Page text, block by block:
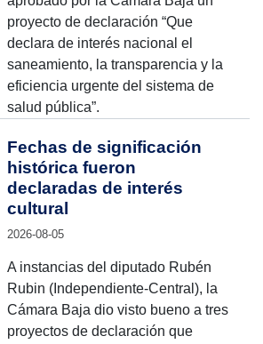
proyecto de declaración “Que
declara de interés nacional el
saneamiento, la transparencia y la
eficiencia urgente del sistema de
salud pública”.
Fechas de significación
histórica fueron
declaradas de interés
cultural
2026-08-05
A instancias del diputado Rubén
Rubin (Independiente-Central), la
Cámara Baja dio visto bueno a tres
proyectos de declaración que